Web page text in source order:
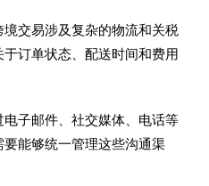
境交易涉及复杂的物流和关税
订单状态、配送时间和费用
电子邮件、社交媒体、电话等
能够统一管理这些沟通渠